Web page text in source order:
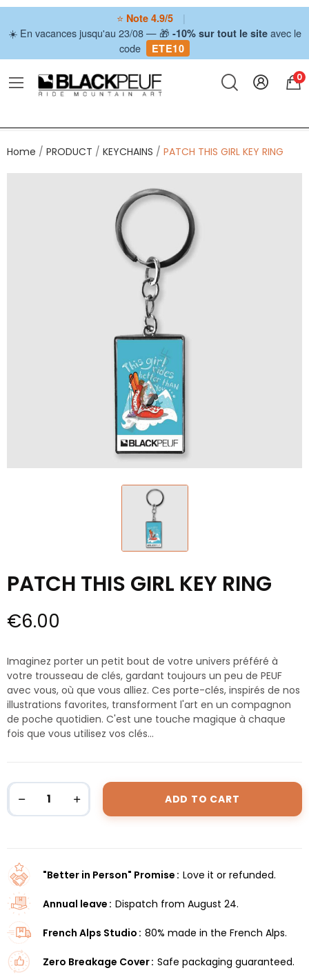
⭐ Note 4.9/5
|
☀️ En vacances jusqu'au 23/08 — 🎁 -10% sur tout le siteavec le
code
ETE10
0
Home PRODUCT KEYCHAINS PATCH THIS GIRL KEY RING
PATCH THIS GIRL KEY RING
€6.00
Imaginez porter un petit bout de votre univers préféré à
votre trousseau de clés, gardant toujours un peu de PEUF
avec vous, où que vous alliez. Ces porte-clés, inspirés de nos
illustrations favorites, transforment l'art en un compagnon
de poche quotidien. C'est une touche magique à chaque
fois que vous utilisez vos clés...
ADD TO CART
"Better in Person" Promise Love it or refunded.
Annual leave Dispatch from August 24.
French Alps Studio 80% made in the French Alps.
Zero Breakage Cover Safe packaging guaranteed.